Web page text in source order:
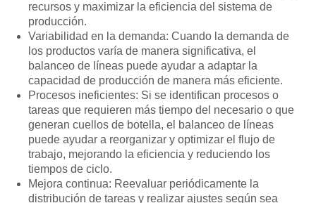
recursos y maximizar la eficiencia del sistema de
producción.
Variabilidad en la demanda: Cuando la demanda de
los productos varía de manera significativa, el
balanceo de líneas puede ayudar a adaptar la
capacidad de producción de manera más eficiente.
Procesos ineficientes: Si se identifican procesos o
tareas que requieren más tiempo del necesario o que
generan cuellos de botella, el balanceo de líneas
puede ayudar a reorganizar y optimizar el flujo de
trabajo, mejorando la eficiencia y reduciendo los
tiempos de ciclo.
Mejora continua: Reevaluar periódicamente la
distribución de tareas y realizar ajustes según sea